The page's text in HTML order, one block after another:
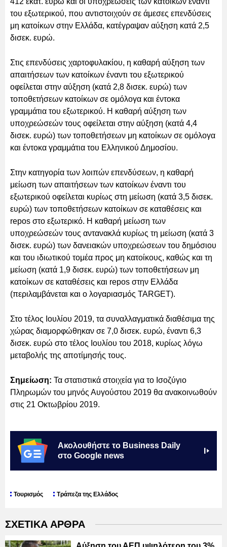
του εξωτερικού, που αντιστοιχούν σε άμεσες επενδύσεις
μη κατοίκων στην Ελλάδα, κατέγραψαν αύξηση κατά 2,5
δισεκ. ευρώ.
Στις επενδύσεις χαρτοφυλακίου, η καθαρή αύξηση των
απαιτήσεων των κατοίκων έναντι του εξωτερικού
οφείλεται στην αύξηση (κατά 2,8 δισεκ. ευρώ) των
τοποθετήσεων κατοίκων σε ομόλογα και έντοκα
γραμμάτια του εξωτερικού. Η καθαρή αύξηση των
υποχρεώσεών τους οφείλεται στην αύξηση (κατά 4,4
δισεκ. ευρώ) των τοποθετήσεων μη κατοίκων σε ομόλογα
και έντοκα γραμμάτια του Ελληνικού Δημοσίου.
Στην κατηγορία των λοιπών επενδύσεων, η καθαρή
μείωση των απαιτήσεων των κατοίκων έναντι του
εξωτερικού οφείλεται κυρίως στη μείωση (κατά 3,5 δισεκ.
ευρώ) των τοποθετήσεων κατοίκων σε καταθέσεις και
repos στο εξωτερικό. Η καθαρή μείωση των
υποχρεώσεών τους αντανακλά κυρίως τη μείωση (κατά 3
δισεκ. ευρώ) των δανειακών υποχρεώσεων του δημόσιου
και του ιδιωτικού τομέα προς μη κατοίκους, καθώς και τη
μείωση (κατά 1,9 δισεκ. ευρώ) των τοποθετήσεων μη
κατοίκων σε καταθέσεις και repos στην Ελλάδα
(περιλαμβάνεται και ο λογαριασμός TARGET).
Στο τέλος Ιουλίου 2019, τα συναλλαγματικά διαθέσιμα της
χώρας διαμορφώθηκαν σε 7,0 δισεκ. ευρώ, έναντι 6,3
δισεκ. ευρώ στο τέλος Ιουλίου του 2018, κυρίως λόγω
μεταβολής της αποτίμησής τους.
Σημείωση: Τα στατιστικά στοιχεία για το Ισοζύγιο
Πληρωμών του μηνός Αυγούστου 2019 θα ανακοινωθούν
στις 21 Οκτωβρίου 2019.
Ακολουθήστε το Business Daily
στο Google news
Τουρισμός Τράπεζα της Ελλάδος
ΣΧΕΤΙΚΑ ΑΡΘΡΑ